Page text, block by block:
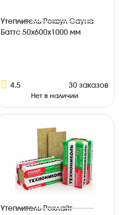
Утеплитель Роквул Сауна
Баттс 50х600х1000 мм
4.5 30 заказов
Нет в наличии
Утеплитель Роклайт